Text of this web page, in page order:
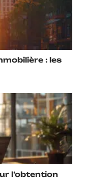
: les
l’obtention